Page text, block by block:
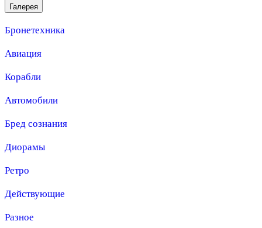
Галерея
Бронетехника
Авиация
Корабли
Автомобили
Бред сознания
Диорамы
Ретро
Действующие
Разное